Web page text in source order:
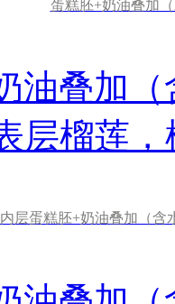
蛋糕胚+奶油叠加
内层蛋糕胚+奶油叠加（含